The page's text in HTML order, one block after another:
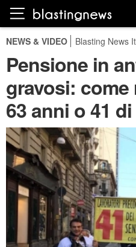
NEWS & VIDEO Blasting News
Pensione in
gravosi:
63 anni o 41